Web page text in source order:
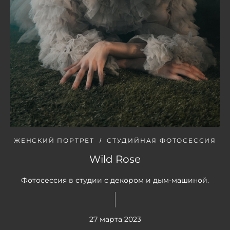
ЖЕНСКИЙ ПОРТРЕТ СТУДИЙНАЯ ФОТОСЕССИЯ
Wild Rose
Фотосессия в студии с декором и дым-машиной.
27 марта 2023